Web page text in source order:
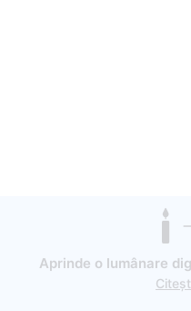
Aprinde o lumânare